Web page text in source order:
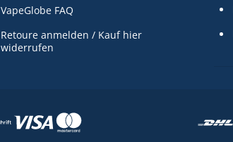
VapeGlobe FAQ
Retoure anmelden / Kauf hier
widerrufen